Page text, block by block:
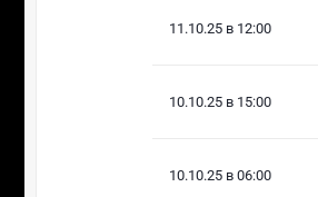
11.10.25 в 12:00
10.10.25 в 15:00
10.10.25 в 06:00